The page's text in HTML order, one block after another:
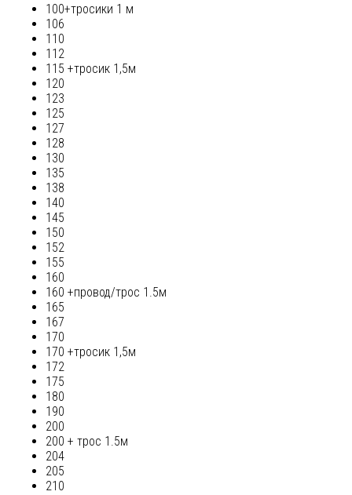
100+тросики 1 м
106
110
112
115 +тросик 1,5м
120
123
125
127
128
130
135
138
140
145
150
152
155
160
160 +провод/трос 1.5м
165
167
170
170 +тросик 1,5м
172
175
180
190
200
200 + трос 1.5м
204
205
210